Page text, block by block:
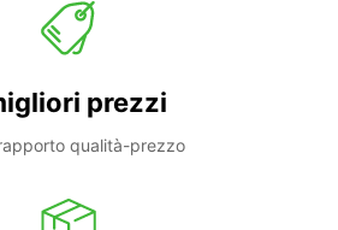
prezzi
qualità-prezzo